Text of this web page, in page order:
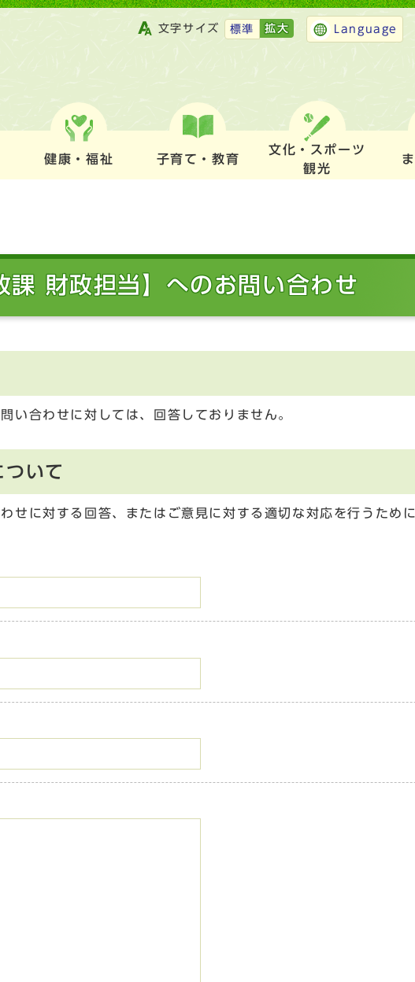
文字サイズ 標準 拡大 Language
健康・福祉 子育て・教育
文化・スポーツ
観光
課 財政担当】へのお問い合わせ
い合わせに対しては、回答しておりません。
いて
せに対する回答、またはご意見に対する適切な対応を行うため